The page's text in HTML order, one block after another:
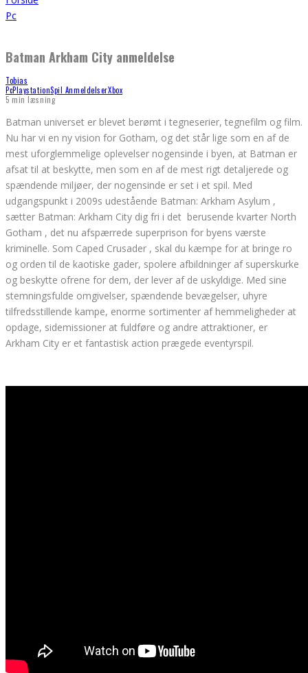
Pc
Batman Arkham City anmeldelse
Tobias
PcPlaystationSpil AnmeldelserXbox
5 min læsning
Batman universet er blevet berømt i tegneserier, tegnefilm og film.
Nu har vi en ny vision for Gotham, og det står lige som en af ​​de
mest uforglemmelige oplevelser nogensinde i byen, at Batman er
afsat til at beskytte, men som en af ​​de mest rigt detaljerede og
spændende miljøer, der nogensinde er set i et spil. Med
udgangspunkt i 2009s udestående Batman: Arkham Asylum ,
sætter Batman: Arkham City dig fri i det berusende kvarter North
Gotham , det nu afspærrede superprison for byens værste
kriminelle. Som Caped Crusader , skal du kæmpe for at bringe ro
og orden til de kaotiske gader, spolere afbildninger af superskurke
og beskytte ofrene for dem, der lever af de uskyldige. Med sine
stemningsfulde omgivelser, spændende bevægelser, uhyre
tilfredsstillende kampe, ​​enorme sortimenter af hemmeligheder at
opdage, sidemissioner at fuldføre og andre attraktioner, er
Arkham City er et fantastisk action prægede eventyrspil.